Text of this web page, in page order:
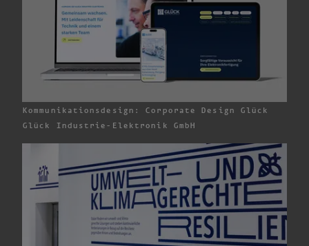
Kommunikationsdesign: Corporate Design Glück
Glück Industrie- Elektronik GmbH